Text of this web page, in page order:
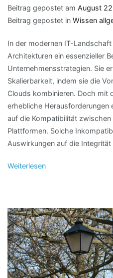
Beitrag gepostet am August
Beitrag gepostet in Wissen
In der modernen IT-
Architekturen ein essenzieller
Unternehmensstrategien. Sie
Skalierbarkeit, indem sie die
Clouds kombinieren. Doch mit
erhebliche Herausforderungen
auf die Kompatibilität
Plattformen. Solche
Auswirkungen auf die
Weiterlesen